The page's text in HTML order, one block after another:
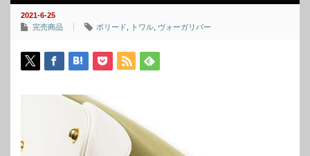
2021-6-25
完売商品
ボリード トワル ヴォーガリバー